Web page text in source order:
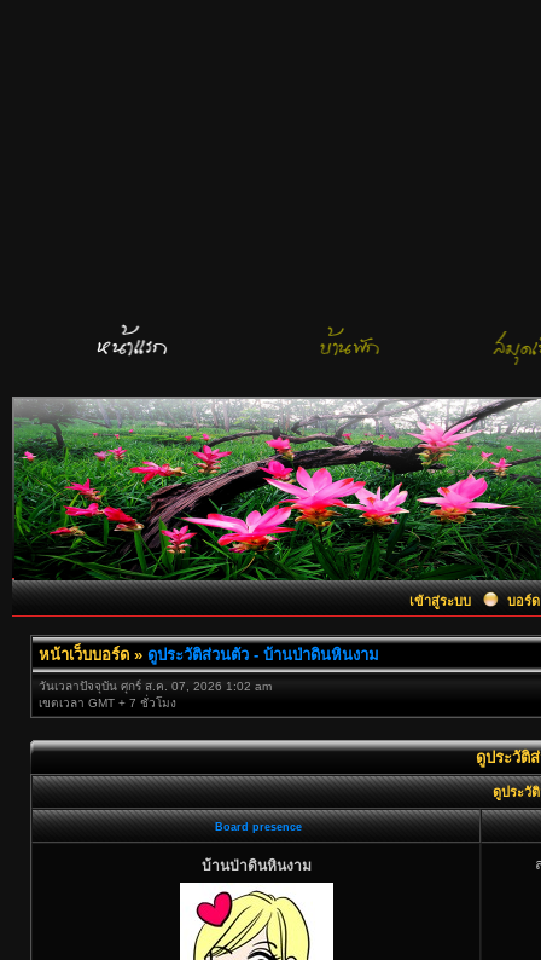
เข้าสู่ระบบ บอร์ด
หน้าเว็บบอร์ด » ดูประวัติส่วนตัว - บ้านป่าดินหินงาม
วันเวลาปัจจุบัน ศุกร์ ส.ค. 07, 2026 1:02 am
เขตเวลา GMT + 7 ชั่วโมง
ดูประวัติ
ดูประวั
Board presence
บ้านป่าดินหินงาม